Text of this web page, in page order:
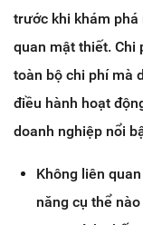
trước khi khám phá
quan mật thiết. Chi
toàn bộ chi phí mà
điều hành hoạt
doanh nghiệp nổi
Không liên
năng cụ thể